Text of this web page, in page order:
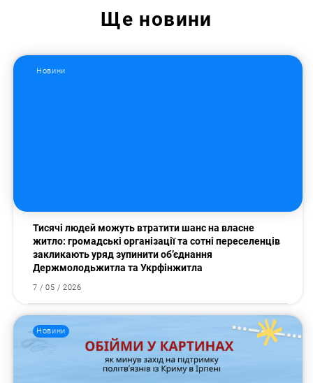
Ще новини
Новини
Тисячі людей можуть втратити шанс на власне
житло: громадські організації та сотні переселенців
закликають уряд зупинити об’єднання
Держмолодьжитла та Укрфінжитла
7 / 05 / 2026
Новини